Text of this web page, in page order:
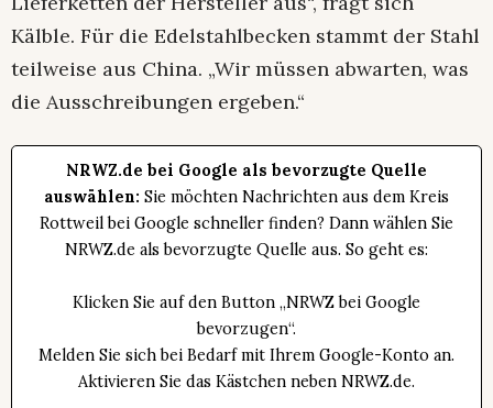
Kälble. Für die Edelstahlbecken stammt der Stahl
teilweise aus China. „Wir müssen abwarten, was
die Ausschreibungen ergeben.“
NRWZ.de bei Google als bevorzugte Quelle
auswählen: Sie möchten Nachrichten aus dem Kreis
Rottweil bei Google schneller finden? Dann wählen Sie
NRWZ.de als bevorzugte Quelle aus. So geht es:
Klicken Sie auf den Button „NRWZ bei Google
bevorzugen“.
Melden Sie sich bei Bedarf mit Ihrem Google-Konto an.
Aktivieren Sie das Kästchen neben NRWZ.de.